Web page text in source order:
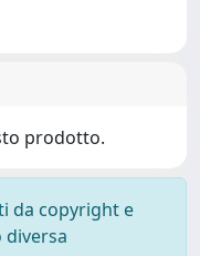
prodotto.
da copyright e